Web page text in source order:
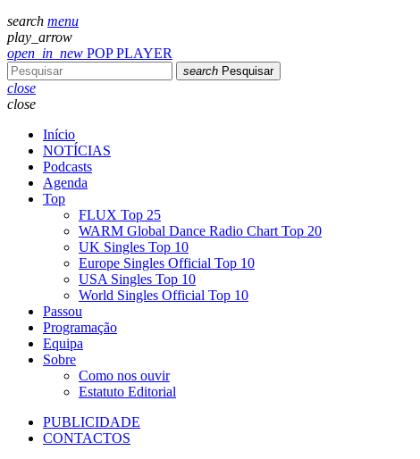
search menu
play_arrow
open_in_new POP PLAYER
search Pesquisar
close
close
Início
NOTÍCIAS
Podcasts
Agenda
Top
FLUX Top 25
WARM Global Dance Radio Chart Top 20
UK Singles Top 10
Europe Singles Official Top 10
USA Singles Top 10
World Singles Official Top 10
Passou
Programação
Equipa
Sobre
Como nos ouvir
Estatuto Editorial
PUBLICIDADE
CONTACTOS